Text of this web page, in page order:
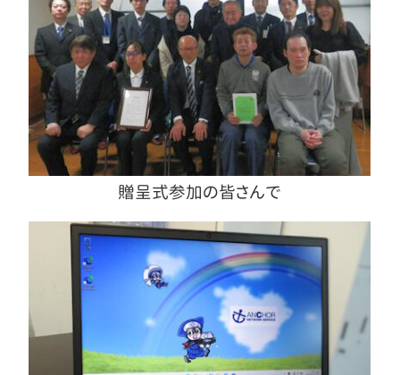
贈呈式参加の皆さんで